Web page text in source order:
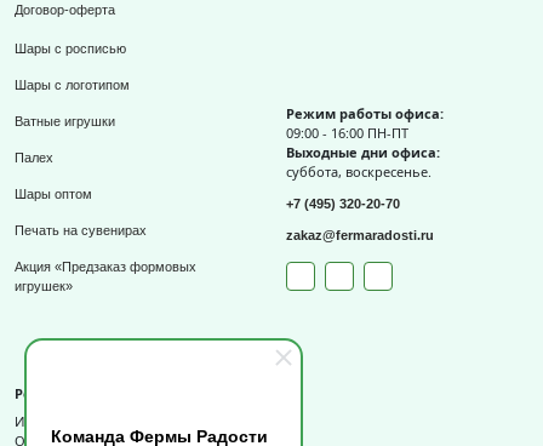
Команда Фермы Радости
Договор-оферта
Шары с росписью
Шары с логотипом
Ватные игрушки
Палех
Шары оптом
Печать на сувенирах
Акция «Предзаказ формовых
игрушек»
Режим работы офиса:
09:00 - 16:00 ПН-ПТ
Выходные дни офиса:
суббота, воскресенье.
+7 (495) 320-20-70
zakaz@fermaradosti.ru
Реквизиты
ИП Слизов Е.П.
ОГРНИП: 324508100709727,